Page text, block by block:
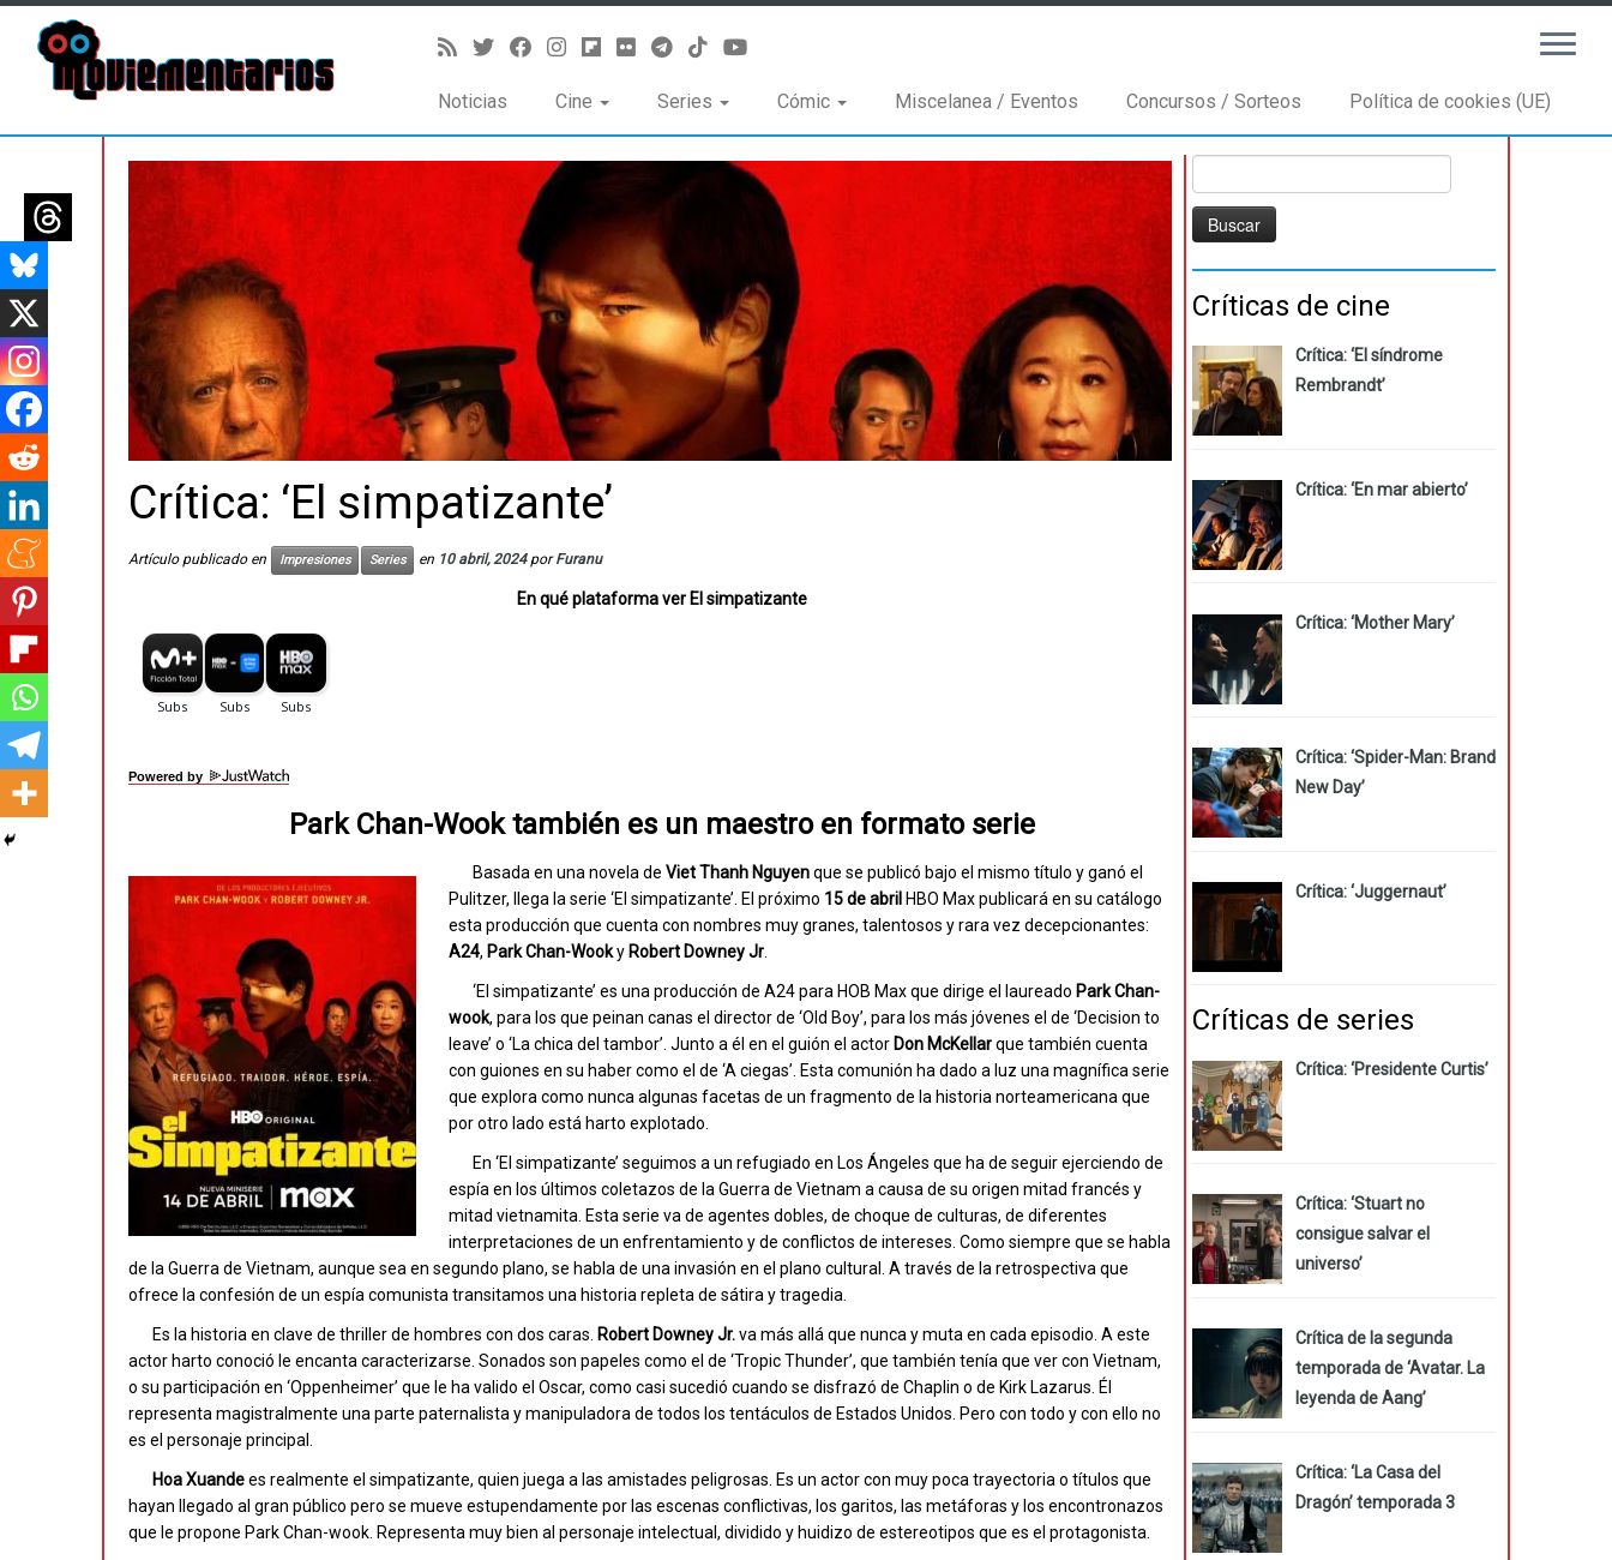
contenido
Noticias Cine Series Cómic Miscelanea / Eventos Concursos / Sorteos Política de cookies (UE)
Crítica: ‘El simpatizante’
Artículo publicado en Impresiones Series en 10 abril, 2024 porFuranu
En qué plataforma ver El simpatizante
Powered by
Park Chan-Wook también es un maestro en formato serie
Basada en una novela deViet Thanh Nguyenque se publicó bajo el mismo título y ganó el
Pulitzer, llega la serie ‘El simpatizante’. El próximo 15 de abril HBO Max publicará en su catálogo
esta producción que cuenta con nombres muy granes, talentosos y rara vez decepcionantes:
A24, Park Chan-Wooky Robert Downey Jr
‘El simpatizante’ es una producción de A24 para HOB Max que dirige el laureado Park Chan-
wook, para los que peinan canas el director de ‘Old Boy’, para los más jóvenes el de ‘Decision to
leave’ o ‘La chica del tambor’. Junto a él en el guión el actor Don McKellarque también cuenta
con guiones en su haber como el de ‘A ciegas’. Esta comunión ha dado a luz una magnífica serie
que explora como nunca algunas facetas de un fragmento de la historia norteamericana que
por otro lado está harto explotado.
En ‘El simpatizante’ seguimos a un refugiado en Los Ángeles que ha de seguir ejerciendo de
espía en los últimos coletazos de la Guerra de Vietnam a causa de su origen mitad francés y
mitad vietnamita. Esta serie va de agentes dobles, de choque de culturas, de diferentes
interpretaciones de un enfrentamiento y de conflictos de intereses. Como siempre que se habla
de la Guerra de Vietnam, aunque sea en segundo plano, se habla de una invasión en el plano cultural. A través de la retrospectiva que
ofrece la confesión de un espía comunista transitamos una historia repleta de sátira y tragedia.
Es la historia en clave de thriller de hombres con dos caras. Robert Downey Jr.va más allá que nunca y muta en cada episodio. A este
actor harto conoció le encanta caracterizarse. Sonados son papeles como el de ‘Tropic Thunder’, que también tenía que ver con Vietnam,
o su participación en ‘Oppenheimer’ que le ha valido el Oscar, como casi sucedió cuando se disfrazó de Chaplin o de Kirk Lazarus. Él
representa magistralmente una parte paternalista y manipuladora de todos los tentáculos de Estados Unidos. Pero con todo y con ello no
es el personaje principal.
Hoa Xuandees realmente el simpatizante, quien juega a las amistades peligrosas. Es un actor con muy poca trayectoria o títulos que
hayan llegado al gran público pero se mueve estupendamente por las escenas conflictivas, los garitos, las metáforas y los encontronazos
que le propone Park Chan-wook. Representa muy bien al personaje intelectual, dividido y huidizo de estereotipos que es el protagonista.
Críticas de cine
Crítica: ‘El síndrome
Rembrandt’
Crítica: ‘En mar abierto’
Crítica: ‘Mother Mary’
Crítica: ‘Spider-Man: Brand
New Day’
Crítica: ‘Juggernaut’
Críticas de series
Crítica: ‘Presidente Curtis’
Crítica: ‘Stuart no
consigue salvar el
universo’
Crítica de la segunda
temporada de ‘Avatar. La
leyenda de Aang’
Crítica: ‘La Casa del
Dragón’ temporada 3